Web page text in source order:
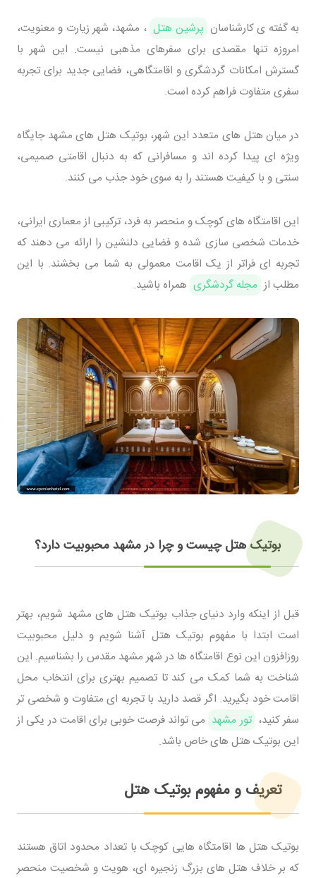
به گفته ی کارشناسان پرشین هتل ، مشهد، شهر زیارت و معنویت،
امروزه تنها مقصدی برای سفرهای مذهبی نیست. این شهر با
گسترش امکانات گردشگری و اقامتگاهی، فضایی جدید برای تجربه
سفری متفاوت فراهم کرده است.
در میان هتل های متعدد این شهر، بوتیک هتل های مشهد جایگاه
ویژه ای پیدا کرده اند و مسافرانی که به دنبال اقامتی صمیمی،
سنتی و با کیفیت هستند را به سوی خود جذب می کنند.
این اقامتگاه های کوچک و منحصر به فرد، ترکیبی از معماری ایرانی،
خدمات شخصی سازی شده و فضایی دلنشین را ارائه می دهند که
تجربه ای فراتر از یک اقامت معمولی به شما می بخشند. با این
مطلب از مجله گردشگری همراه باشید.
بوتیک هتل چیست و چرا در مشهد محبوبیت دارد؟
قبل از اینکه وارد دنیای جذاب بوتیک هتل های مشهد شویم، بهتر
است ابتدا با مفهوم بوتیک هتل آشنا شویم و دلیل محبوبیت
روزافزون این نوع اقامتگاه ها در شهر مشهد مقدس را بشناسیم. این
شناخت به شما کمک می کند تا تصمیم بهتری برای انتخاب محل
اقامت خود بگیرید. اگر قصد دارید با تجربه ای متفاوت و شخصی تر
سفر کنید، تور مشهد می تواند فرصت خوبی برای اقامت در یکی از
این بوتیک هتل های خاص باشد.
تعریف و مفهوم بوتیک هتل
بوتیک هتل ها اقامتگاه هایی کوچک با تعداد محدود اتاق هستند
که بر خلاف هتل های بزرگ زنجیره ای، هویت و شخصیت منحصر